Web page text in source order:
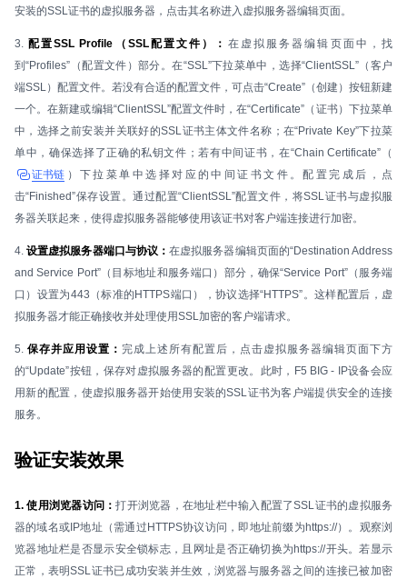
安装的SSL证书的虚拟服务器，点击其名称进入虚拟服务器编辑页面。
3. 配置SSL Profile（SSL配置文件）： 在虚拟服务器编辑页面中，找
到“Profiles”（配置文件）部分。在“SSL”下拉菜单中，选择“ClientSSL”（客户
端SSL）配置文件。若没有合适的配置文件，可点击“Create”（创建）按钮新建
一个。在新建或编辑“ClientSSL”配置文件时，在“Certificate”（证书）下拉菜单
中，选择之前安装并关联好的SSL证书主体文件名称；在“Private Key”下拉菜
单中，确保选择了正确的私钥文件；若有中间证书，在“Chain Certificate”（
证书链 ）下拉菜单中选择对应的中间证书文件。配置完成后，点
击“Finished”保存设置。通过配置“ClientSSL”配置文件，将SSL证书与虚拟服
务器关联起来，使得虚拟服务器能够使用该证书对客户端连接进行加密。
4.设置虚拟服务器端口与协议：在虚拟服务器编辑页面的“Destination Address
and Service Port”（目标地址和服务端口）部分，确保“Service Port”（服务端
口）设置为443（标准的HTTPS端口），协议选择“HTTPS”。这样配置后，虚
拟服务器才能正确接收并处理使用SSL加密的客户端请求。
5. 保存并应用设置： 完成上述所有配置后，点击虚拟服务器编辑页面下方
的“Update”按钮，保存对虚拟服务器的配置更改。此时，F5 BIG - IP设备会应
用新的配置，使虚拟服务器开始使用安装的SSL证书为客户端提供安全的连接
服务。
验证安装效果
1. 使用浏览器访问：打开浏览器，在地址栏中输入配置了SSL证书的虚拟服务
器的域名或IP地址（需通过HTTPS协议访问，即地址前缀为https://）。观察浏
览器地址栏是否显示安全锁标志，且网址是否正确切换为https://开头。若显示
正常，表明SSL证书已成功安装并生效，浏览器与服务器之间的连接已被加密